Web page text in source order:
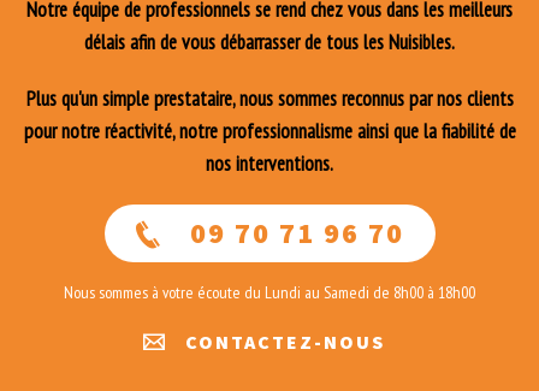
Notre équipe de professionnels se rend chez vous dans les meilleurs
délais afin de vous débarrasser de tous les Nuisibles.
Plus qu'un simple prestataire, nous sommes reconnus par nos clients
pour notre réactivité, notre professionnalisme ainsi que la fiabilité de
nos interventions.
09 70 71 96 70
Nous sommes à votre écoute du Lundi au Samedi de 8h00 à 18h00
CONTACTEZ-NOUS